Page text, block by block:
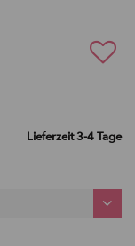
Lieferzeit 3-4 Tage